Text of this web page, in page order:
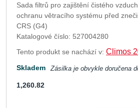
Sada filtrů pro zajištění čistého
ochranu větracího systému před
CRS (G4)
Katalogové číslo: 527004280
Tento produkt se nachází v: Climos
Skladem Zásilka je obvykle doručena
1,260.82